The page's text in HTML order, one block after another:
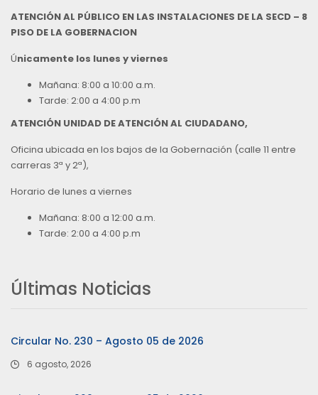
ATENCIÓN AL PÚBLICO EN LAS INSTALACIONES DE LA SECD – 8
PISO DE LA GOBERNACION
Únicamente los lunes y viernes
Mañana: 8:00 a 10:00 a.m.
Tarde: 2:00 a 4:00 p.m
ATENCIÓN UNIDAD DE ATENCIÓN AL CIUDADANO,
Oficina ubicada en los bajos de la Gobernación (calle 11 entre
carreras 3ª y 2ª),
Horario de lunes a viernes
Mañana: 8:00 a 12:00 a.m.
Tarde: 2:00 a 4:00 p.m
Últimas Noticias
Circular No. 230 – Agosto 05 de 2026
6 agosto, 2026